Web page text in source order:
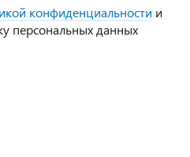
конфиденциальности и
персональных данных